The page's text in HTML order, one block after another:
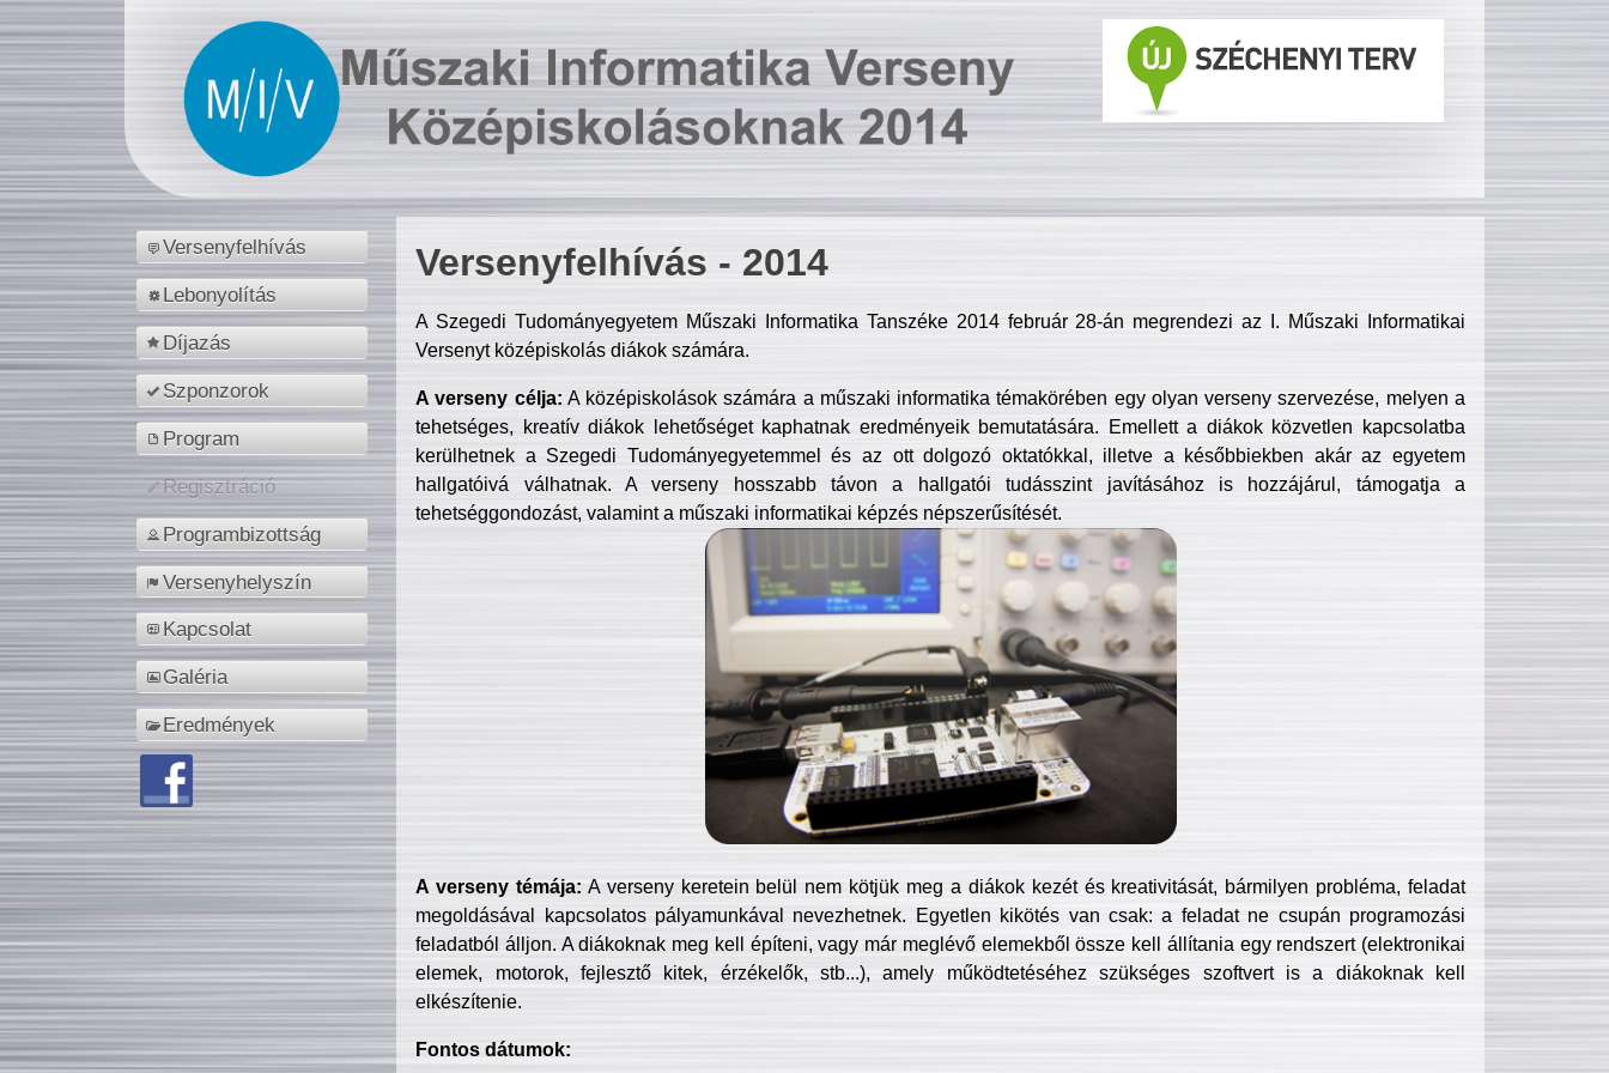
Versenyfelhívás
Lebonyolítás
Díjazás
Szponzorok
Program
Regisztráció
Programbizottság
Versenyhelyszín
Kapcsolat
Galéria
Eredmények
Versenyfelhívás - 2014
A Szegedi Tudományegyetem Műszaki Informatika Tanszéke 2014 február 28-án megrendezi az I. Műszaki Informatikai
Versenyt középiskolás diákok számára.
A verseny célja: A középiskolások számára a műszaki informatika témakörében egy olyan verseny szervezése, melyen a
tehetséges, kreatív diákok lehetőséget kaphatnak eredményeik bemutatására. Emellett a diákok közvetlen kapcsolatba
kerülhetnek a Szegedi Tudományegyetemmel és az ott dolgozó oktatókkal, illetve a későbbiekben akár az egyetem
hallgatóivá válhatnak. A verseny hosszabb távon a hallgatói tudásszint javításához is hozzájárul, támogatja a
tehetséggondozást, valamint a műszaki informatikai képzés népszerűsítését.
A verseny témája: A verseny keretein belül nem kötjük meg a diákok kezét és kreativitását, bármilyen probléma, feladat
megoldásával kapcsolatos pályamunkával nevezhetnek. Egyetlen kikötés van csak: a feladat ne csupán programozási
feladatból álljon. A diákoknak meg kell építeni, vagy már meglévő elemekből össze kell állítania egy rendszert (elektronikai
elemek, motorok, fejlesztő kitek, érzékelők, stb...), amely működtetéséhez szükséges szoftvert is a diákoknak kell
elkészítenie.
Fontos dátumok: